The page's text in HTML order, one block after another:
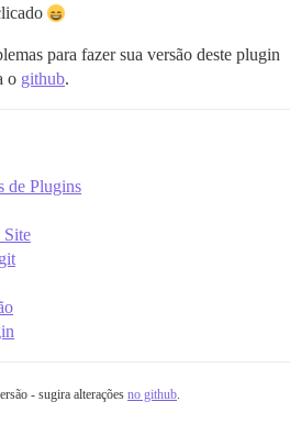
para fazer sua versão deste plugin
o github.
de Plugins
Site
- sugira alterações no github.